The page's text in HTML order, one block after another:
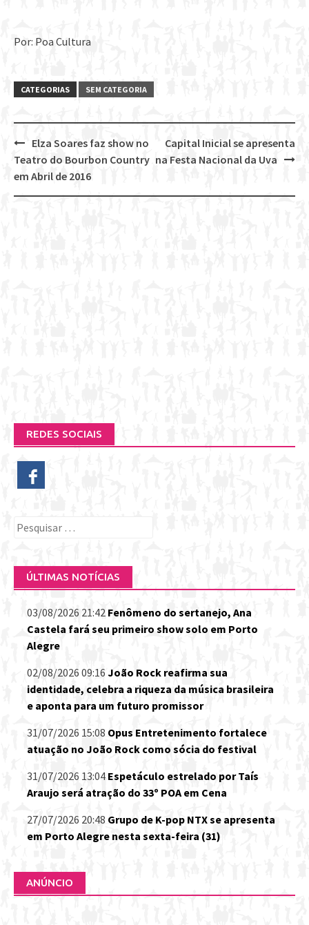
Por: Poa Cultura
CATEGORIAS SEM CATEGORIA
Post
navigation
Capital Inicial se apresenta
na Festa Nacional da Uva
Elza Soares faz show no
Teatro do Bourbon Country
em Abril de 2016
REDES SOCIAIS
Pesquisar
ÚLTIMAS NOTÍCIAS
03/08/2026 21:42 Fenômeno do sertanejo, Ana
Castela fará seu primeiro show solo em Porto
Alegre
02/08/2026 09:16 João Rock reafirma sua
identidade, celebra a riqueza da música brasileira
e aponta para um futuro promissor
31/07/2026 15:08 Opus Entretenimento fortalece
atuação no João Rock como sócia do festival
31/07/2026 13:04 Espetáculo estrelado por Taís
Araujo será atração do 33º POA em Cena
27/07/2026 20:48 Grupo de K-pop NTX se apresenta
em Porto Alegre nesta sexta-feira (31)
ANÚNCIO